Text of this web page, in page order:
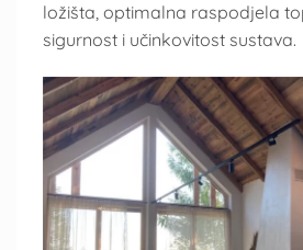
ložišta, optimalna raspodjela
sigurnost i učinkovitost sustava.